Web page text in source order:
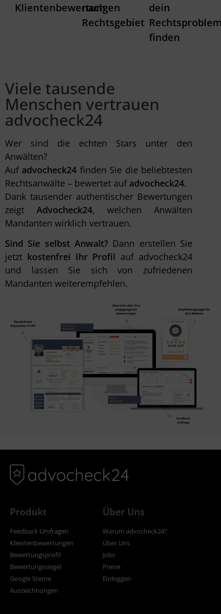
Klientenbewertungen
nach
Rechtsgebiet
dein
finden
Viele tausende
Menschen vertrauen
advocheck24
Wer sind die echten Stars unter den
Anwälten?
Auf advocheck24 finden Sie die beliebtesten
Rechtsanwälte – bewertet auf advocheck24.
Dank tausender authentischer Bewertungen
zeigt Advocheck24, welchen Anwälten
Mandanten wirklich vertrauen.
Sind Sie selbst Anwalt? Dann erstellen Sie
jetzt kostenfrei Ihr Profil auf advocheck24
und lassen Sie sich von zufriedenen
Mandanten weiterempfehlen.
Produkt
Feedback Umfragen
Klientenbewertungen
Bewertungsprofil
Bewertungssiegel
Google Sterne
Auszeichnungen
Über Uns
Warum advocheck24?
Über Uns
Jobs
Preise
Einloggen